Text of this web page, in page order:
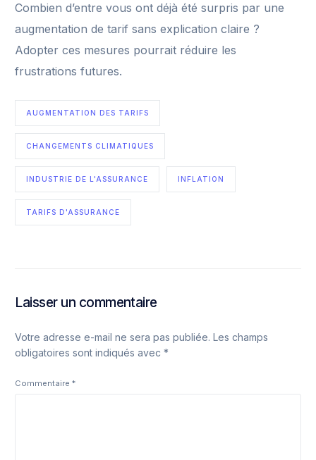
Combien d’entre vous ont déjà été surpris par une
augmentation de tarif sans explication claire ?
Adopter ces mesures pourrait réduire les
frustrations futures.
AUGMENTATION DES TARIFS
CHANGEMENTS CLIMATIQUES
INDUSTRIE DE L'ASSURANCE INFLATION
TARIFS D'ASSURANCE
Laisser un commentaire
Votre adresse e-mail ne sera pas publiée. Les champs
obligatoires sont indiqués avec*
Commentaire*